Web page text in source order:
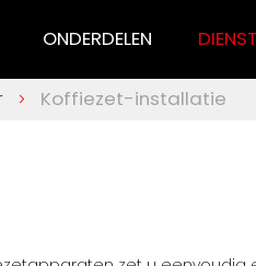
ONDERDELEN
Koffiezet-installatie